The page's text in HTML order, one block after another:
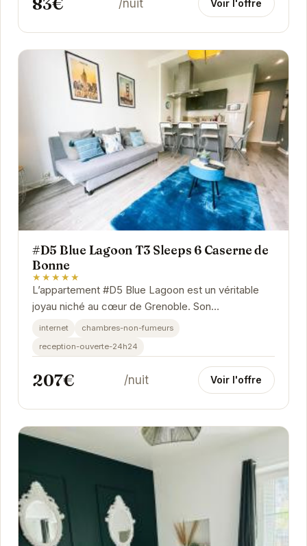
/nuit Voir l'offre
#D5 Blue Lagoon T3 Sleeps 6 Caserne de
Bonne
★★★★★
L’appartement #D5 Blue Lagoon est un véritable
joyau niché au cœur de Grenoble. Son
emplacement privilégié vous permet de profiter
internet
chambres-non-fumeurs
reception-ouverte-24h24
207€ /nuit Voir l'offre